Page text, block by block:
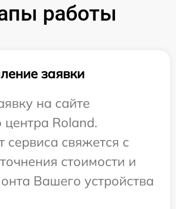
работы
заявки
на сайте
центра Roland.
сервиса свяжется с
стоимости и
Вашего устройства